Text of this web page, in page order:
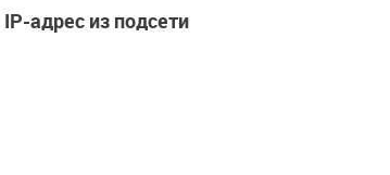
IP-адрес из подсети